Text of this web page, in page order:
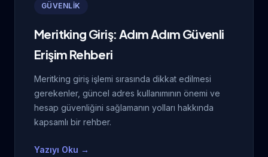
GÜVENLİK
Meritking Giriş: Adım Adım Güvenli
Erişim Rehberi
Meritking giriş işlemi sırasında dikkat edilmesi
gerekenler, güncel adres kullanımının önemi ve
hesap güvenliğini sağlamanın yolları hakkında
kapsamlı bir rehber.
Yazıyı Oku →